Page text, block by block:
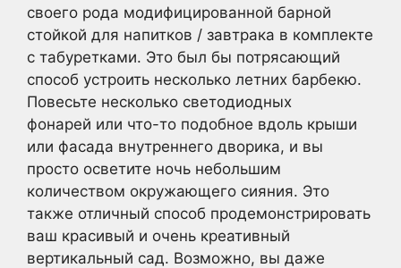
своего рода модифицированной барной
стойкой для напитков / завтрака в комплекте
с табуретками. Это был бы потрясающий
способ устроить несколько летних барбекю.
Повесьте несколько светодиодных
фонарей или что-то подобное вдоль крыши
или фасада внутреннего дворика, и вы
просто осветите ночь небольшим
количеством окружающего сияния. Это
также отличный способ продемонстрировать
ваш красивый и очень креативный
вертикальный сад. Возможно, вы даже